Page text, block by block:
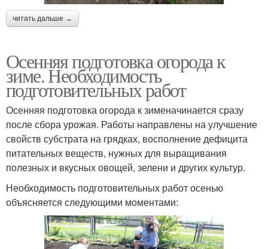
читать дальше →
Осенняя подготовка огорода к
зиме. Необходимость
подготовительных работ
Осенняя подготовка огорода к зименачинается сразу
после сбора урожая. Работы направлены на улучшение
свойств субстрата на грядках, восполнение дефицита
питательных веществ, нужных для выращивания
полезных и вкусных овощей, зелени и других культур.
Необходимость подготовительных работ осенью
объясняется следующими моментами: